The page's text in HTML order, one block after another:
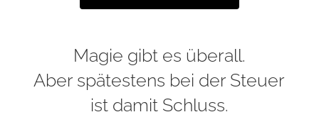
Magie gibt es überall.
Aber spätestens bei der Steuer
ist damit Schluss.